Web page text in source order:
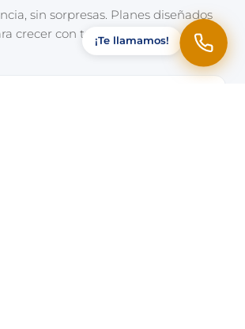
sin sorpresas. Planes diseñados
crecer con tu empresa.
¡Te llamamos!